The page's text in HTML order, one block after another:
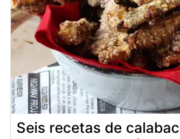
Seis recetas de